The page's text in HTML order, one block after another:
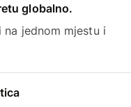
globalno.
jednom mjestu i